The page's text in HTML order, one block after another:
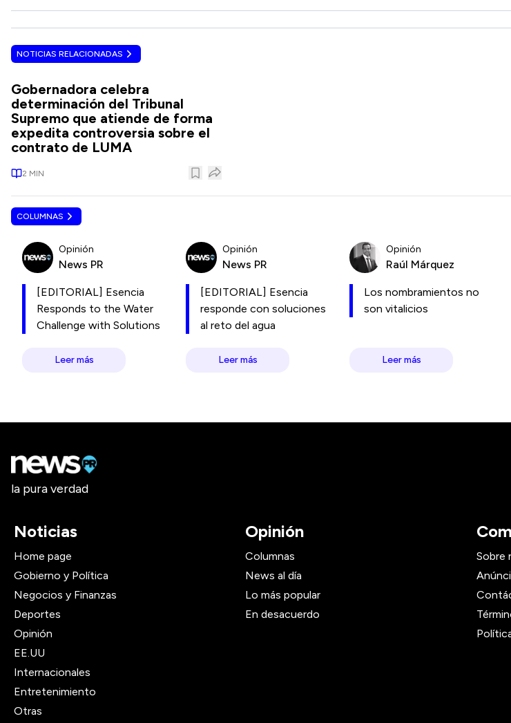
NOTICIAS RELACIONADAS
Gobernadora celebra
determinación del Tribunal
Supremo que atiende de forma
expedita controversia sobre el
contrato de LUMA
2 MIN
COLUMNAS
Opinión
News PR
[EDITORIAL] Esencia
Responds to the Water
Challenge with Solutions
Leer más
Opinión
News PR
[EDITORIAL] Esencia
responde con soluciones
al reto del agua
Leer más
Opinión
Raúl Márquez
Los nombramientos no
son vitalicios
Leer más
la pura verdad
Noticias
Home page
Gobierno y Política
Negocios y Finanzas
Deportes
Opinión
EE.UU
Internacionales
Entretenimiento
Otras
Opinión
Columnas
News al día
Lo más popular
En desacuerdo
Sobre